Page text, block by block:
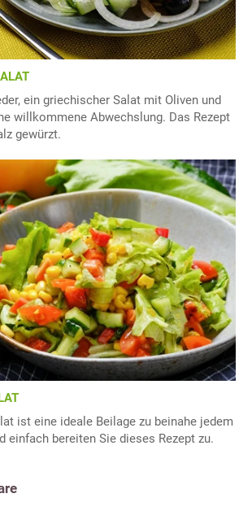
ein griechischer Salat mit Oliven und
willkommene Abwechslung. Das Rezept
gewürzt.
ist eine ideale Beilage zu beinahe jedem
einfach bereiten Sie dieses Rezept zu.